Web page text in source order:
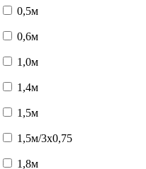
0,5м
0,6м
1,0м
1,4м
1,5м
1,5м/3x0,75
1,8м